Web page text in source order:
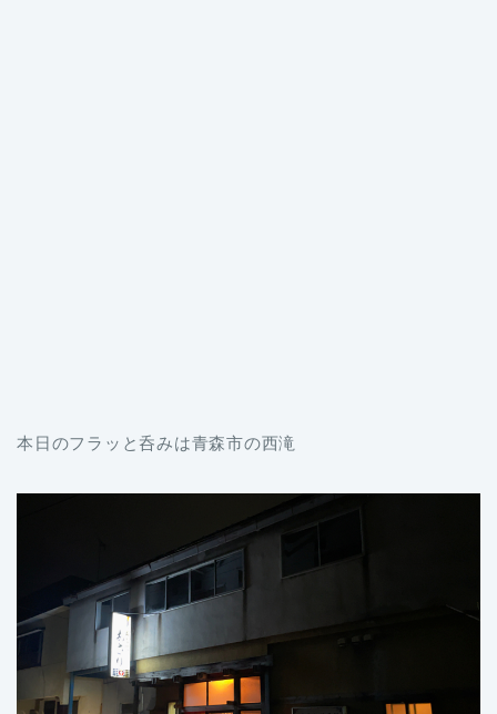
本日のフラッと呑みは青森市の西滝